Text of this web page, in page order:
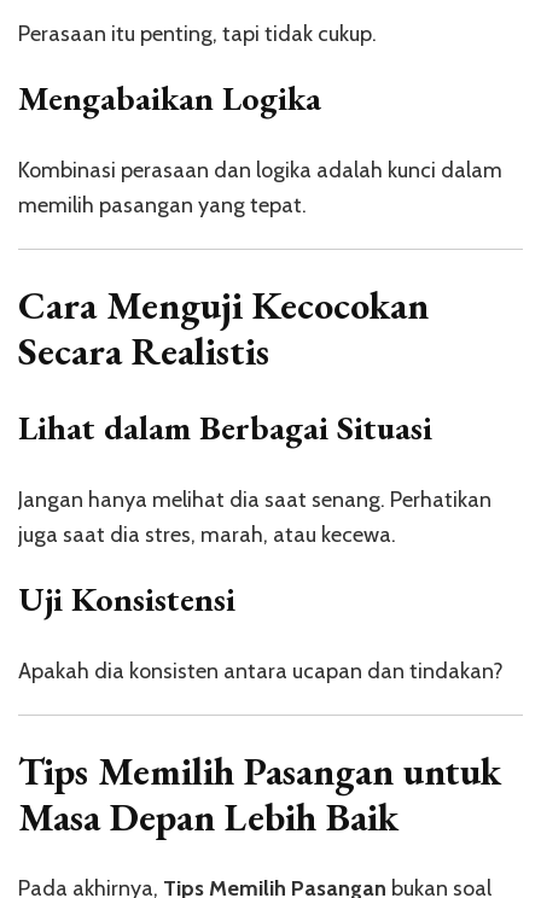
Perasaan itu penting, tapi tidak cukup.
Mengabaikan Logika
Kombinasi perasaan dan logika adalah kunci dalam
memilih pasangan yang tepat.
Cara Menguji Kecocokan
Secara Realistis
Lihat dalam Berbagai Situasi
Jangan hanya melihat dia saat senang. Perhatikan
juga saat dia stres, marah, atau kecewa.
Uji Konsistensi
Apakah dia konsisten antara ucapan dan tindakan?
Tips Memilih Pasangan untuk
Masa Depan Lebih Baik
Pada akhirnya, Tips Memilih Pasangan bukan soal